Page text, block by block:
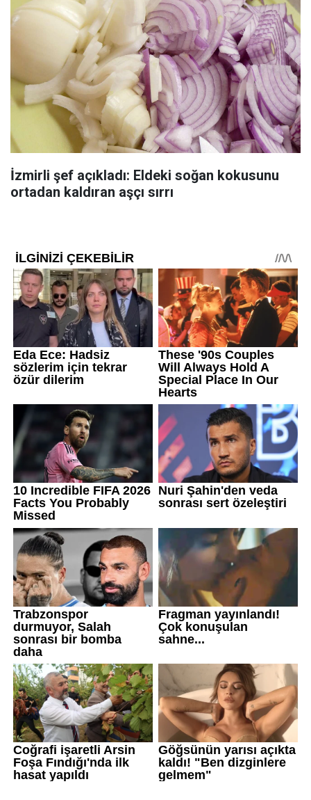
İzmirli şef açıkladı: Eldeki soğan kokusunu
ortadan kaldıran aşçı sırrı